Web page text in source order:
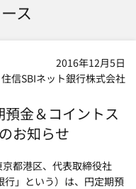
ス
2016年12月5日
住信SBIネット銀行株式会社
金＆コイントス
お知らせ
都港区、代表取締役社
行」という）は、円定期預